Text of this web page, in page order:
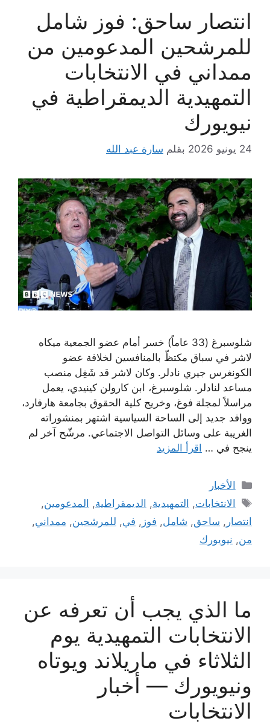
انتصار ساحق: فوز شامل
للمرشحين المدعومين من
ممداني في الانتخابات
التمهيدية الديمقراطية في
نيويورك
24 يونيو 2026 بقلم سارة عبد الله
شلوسبرغ (33 عاماً) خسر أمام عضو الجمعية ميكاه
لاشر في سباق مكتظّ بالمنافسين لخلافة عضو
الكونغرس جيري نادلر. وكان لاشر قد شَغِل منصب
مساعد لنادلر. شلوسبرغ، ابن كارولن كينيدي، يعمل
مراسلاً لمجلة فوغ، وخريج كلية الحقوق بجامعة هارفارد،
ووافد جديد إلى الساحة السياسية اشتهر بمنشوراته
الغريبة على وسائل التواصل الاجتماعي. مرشّح آخر لم
ينجح في … اقرأ المزيد
التصنيفات
الأخبار
الوسوم
الانتخابات, التمهيدية, الديمقراطية, المدعومين,
انتصار , ساحق, شامل, فوز , في, للمرشحين, ممداني,
من, نيويورك
ما الذي يجب أن تعرفه عن
الانتخابات التمهيدية يوم
الثلاثاء في ماريلاند ويوتاه
ونيويورك — أخبار
الانتخابات